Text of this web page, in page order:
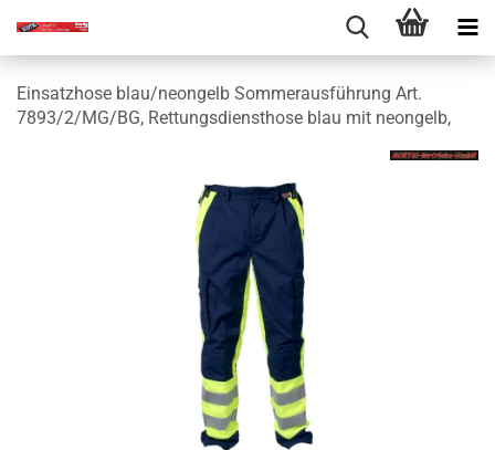
Einsatzhose blau/neongelb Sommerausführung Art.
7893/2/MG/BG, Rettungsdiensthose blau mit neongelb,